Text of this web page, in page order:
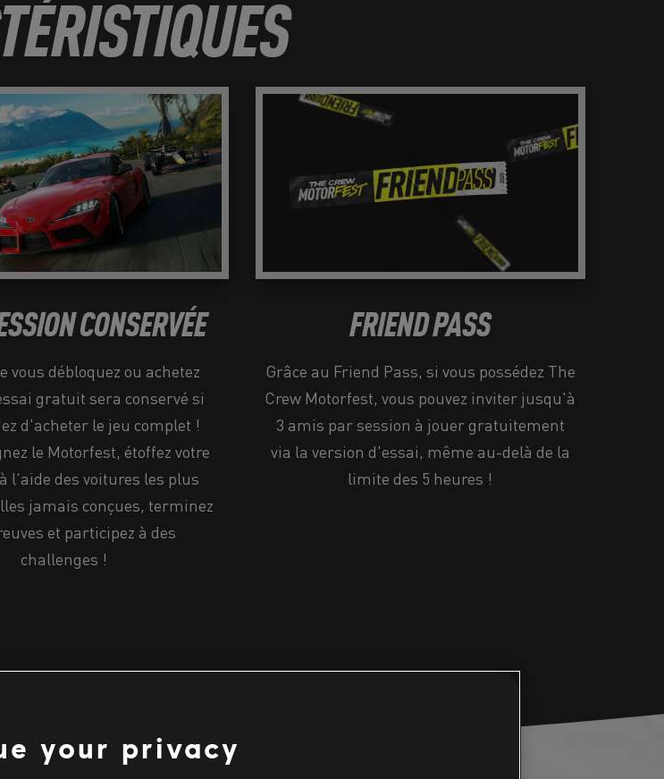
CONSERVÉE
vous débloquez ou achetez
gratuit sera conservé si
d'acheter le jeu complet !
le Motorfest, étoffez votre
l'aide des voitures les plus
jamais conçues, terminez
et participez à des
challenges !
FRIEND PASS
Grâce au Friend Pass, si vous possédez The
Crew Motorfest, vous pouvez inviter jusqu'à
3 amis par session à jouer gratuitement
via la version d'essai, même au-delà de la
limite des 5 heures !
your privacy